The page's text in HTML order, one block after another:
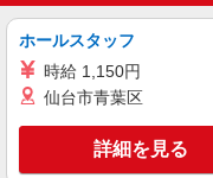
アルバイト パート
日研トータルソーシング
未経験
時
ホールスタッフ
時給 1,150円
仙台市青葉区
詳細を見る